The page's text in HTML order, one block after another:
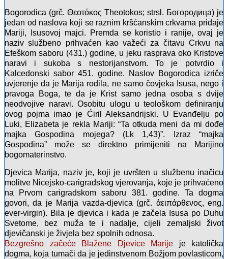
Bogorodica (grč. Θεοτόκος Theotokos; strsl. Богородица) je
jedan od naslova koji se raznim kršćanskim crkvama pridaje
Mariji, Isusovoj majci. Premda se koristio i ranije, ovaj je
naziv službeno prihvaćen kao važeći za čitavu Crkvu na
Efeškom saboru (431.) godine, u jeku rasprava oko Kristove
naravi i sukoba s nestorijanstvom. To je potvrdio i
Kalcedonski sabor 451. godine. Naslov Bogorodica izriče
uvjerenje da je Marija rodila, ne samo čovjeka Isusa, nego i
pravoga Boga, te da je Krist samo jedna osoba s dvije
neodvojive naravi. Osobitu ulogu u teološkom definiranju
ovog pojma imao je Ćiril Aleksandrijski. U Evanđelju po
Luki, Elizabeta je rekla Mariji: “Ta otkuda meni da mi dođe
majka Gospodina mojega? (Lk 1,43)”. Izraz “majka
Gospodina” može se direktno primijeniti na Marijino
bogomaterinstvo.
Djevica Marija, naziv je, koji je uvršten u službenu inačicu
molitve Nicejsko-carigradskog vjerovanja, koje je prihvaćeno
na Prvom carigradskom saboru 381. godine. Ta dogma
govori, da je Marija vazda-djevica (grč. ἀειπάρθενος, eng.
ever-virgin). Bila je djevica i kada je začela Isusa po Duhu
Svetome, bez muža te i nadalje, cijeli zemaljski život
djevičanski je živjela bez spolnih odnosa.
Bezgrešno začeće Blažene Djevice Marije je katolička
dogma, koja tumači da je jedinstvenom Božjom povlasticom,